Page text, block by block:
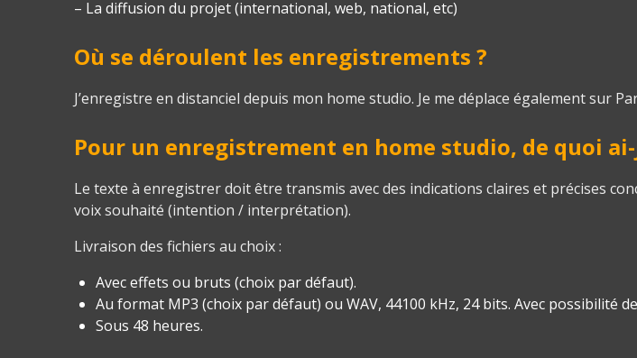
– La diffusion du projet (international, web, national, etc)
Où se déroulent les enregistrements ?
J’enregistre en distanciel depuis mon home studio. Je me déplace également sur
Pour un enregistrement en home studio, de quoi
Le texte à enregistrer doit être transmis avec des indications claires et précises
voix souhaité (intention / interprétation).
Livraison des fichiers au choix :
Avec effets ou bruts (choix par défaut).
Au format MP3 (choix par défaut) ou WAV, 44100 kHz, 24 bits. Avec possibilité
Sous 48 heures.